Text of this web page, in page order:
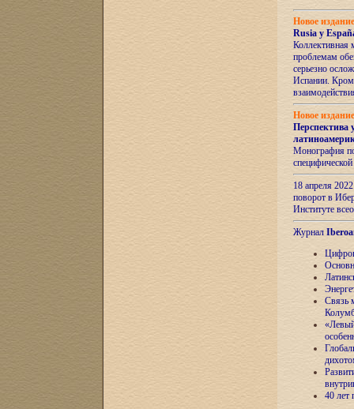
Новое
Rusia y
Коллективная
проблемам
серьезно
Испании.
Новое
Перспектива
Монография
18 апреля
поворот в
Институте
Журнал
Связь
40 лет